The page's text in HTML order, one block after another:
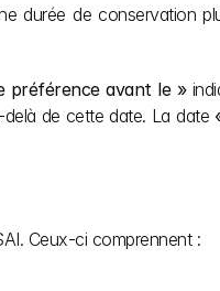
durée de conservation
préférence avant le »
de cette date. La date
Ceux-ci comprennent :